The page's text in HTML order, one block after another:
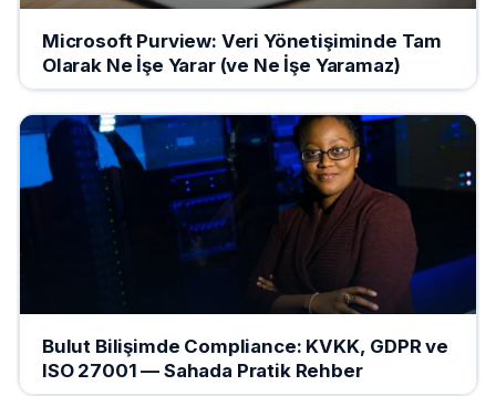
Microsoft Purview: Veri Yönetişiminde Tam
Olarak Ne İşe Yarar (ve Ne İşe Yaramaz)
Bulut Bilişimde Compliance: KVKK, GDPR ve
ISO 27001 — Sahada Pratik Rehber